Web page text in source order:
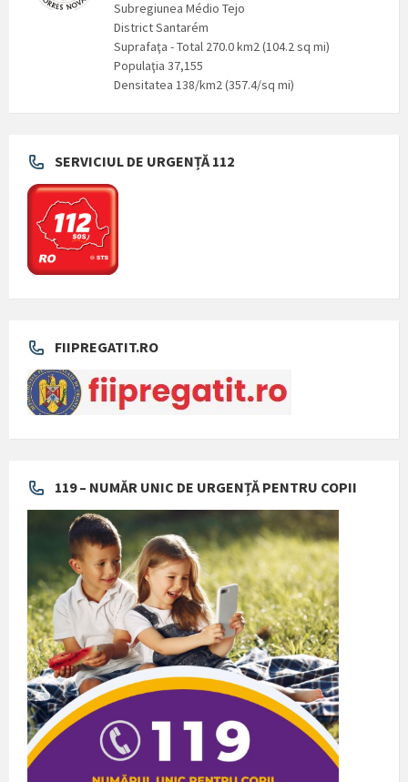
Subregiunea Médio Tejo
District Santarém
Suprafaţa - Total 270.0 km2 (104.2 sq mi)
Populaţia 37,155
Densitatea 138/km2 (357.4/sq mi)
SERVICIUL DE URGENȚĂ 112
FIIPREGATIT.RO
119 – NUMĂR UNIC DE URGENȚĂ PENTRU COPII